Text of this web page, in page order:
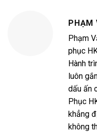
PHẠM
Phạm
phục
Hành
luôn
dấu ấn
Phục
khẳng
không